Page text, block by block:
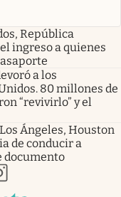
República
ingreso a quienes
a los
80 millones de
“revivirlo” y el
Ángeles, Houston
de conducir a
documento
pestaña
nueva pestaña
en nueva pestaña
abre en nueva pestaña